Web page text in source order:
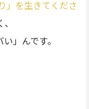
」を生きてくださ
」んです。